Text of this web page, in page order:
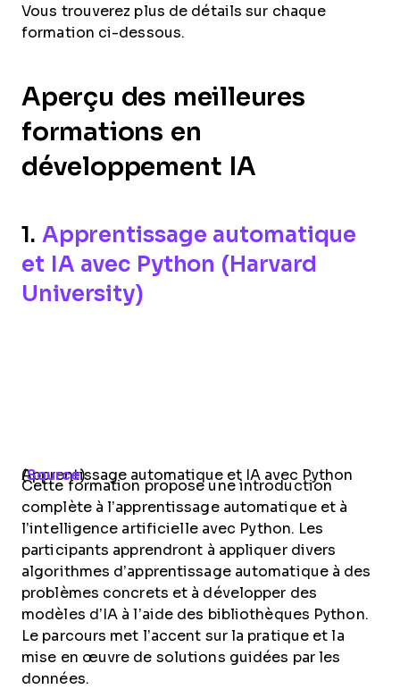
Vous trouverez plus de détails sur chaque
formation ci-dessous.
Aperçu des meilleures
formations en
développement IA
1. Apprentissage automatique
et IA avec Python (Harvard
University)
Apprentissage automatique et IA avec Python (Source)
Cette formation propose une introduction
complète à l’apprentissage automatique et à
l’intelligence artificielle avec Python. Les
participants apprendront à appliquer divers
algorithmes d’apprentissage automatique à des
problèmes concrets et à développer des
modèles d’IA à l’aide des bibliothèques Python.
Le parcours met l’accent sur la pratique et la
mise en œuvre de solutions guidées par les
données.